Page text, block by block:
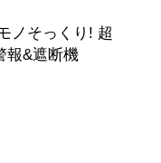
ノそっくり! 超
報&遮断機